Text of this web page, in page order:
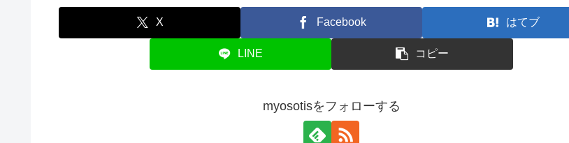
X Facebook はてブ
LINE コピー
myosotisをフォローする